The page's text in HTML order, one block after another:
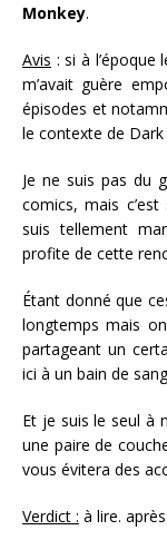
Monkey.
Avis : si à l’époque
m’avait guère
épisodes et
le contexte de Dark
Je ne suis pas du
comics, mais
suis tellement
profite de cette
Étant donné que
longtemps mais
partageant un
ici à un bain de
Et je suis le seul à
une paire de
vous évitera des
Verdict : à lire.